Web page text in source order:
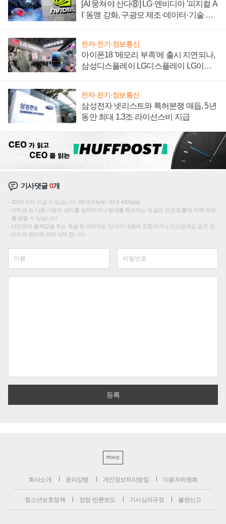
[AI 뭉쳐야 산다⑧] LG·엔비디아 '피지컬 A
I' 동맹 강화, 구광모 제조·데이터·기술 결
전자·전기·정보통신
아이폰18 '메모리 부족'에 출시 지연되나,
삼성디스플레이 LG디스플레이 LG이노
전자·전기·정보통신
삼성전자 넷리스트와 특허분쟁 매듭, 5년
동안 최대 1.3조 라이선스비 지급
기사댓글0개
200자까지 쓰실 수 있습니다. (현재 0 byte / 최대 400byte)
저작권 등 다른 사람의 권리를 침해하거나 명예를 훼손하는 댓글은 관련 법률에 의해 제재
를 받을 수 있습니다.
타인에게 불쾌감을 주는 욕설 등 비하하는 단어가 내용에 포함되거나 인신공격성 글은 관
리자의 판단에 의해 삭제 합니다.
PC버전
회사소개 윤리강령 개인정보처리방침 이용자위원회
청소년보호정책 정정·반론보도 기사심의규정 불편신고